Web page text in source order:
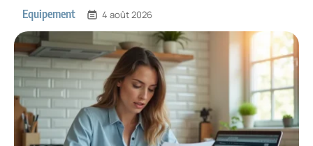
Equipement 4 août 2026